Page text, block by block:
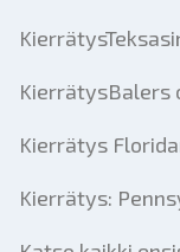
KierrätysBalers
Kierrätys
Kierrätys: